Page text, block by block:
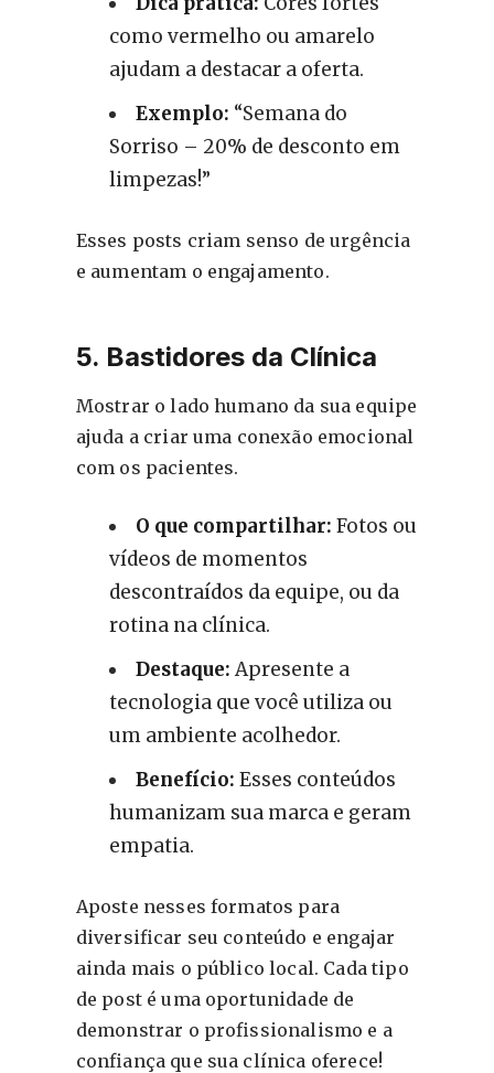
como vermelho ou amarelo
ajudam a destacar a oferta.
Exemplo: “Semana do
Sorriso – 20% de desconto em
limpezas!”
Esses posts criam senso de urgência
e aumentam o engajamento.
5. Bastidores da Clínica
Mostrar o lado humano da sua equipe
ajuda a criar uma conexão emocional
com os pacientes.
O que compartilhar: Fotos ou
vídeos de momentos
descontraídos da equipe, ou da
rotina na clínica.
Destaque: Apresente a
tecnologia que você utiliza ou
um ambiente acolhedor.
Benefício: Esses conteúdos
humanizam sua marca e geram
empatia.
Aposte nesses formatos para
diversificar seu conteúdo e engajar
ainda mais o público local. Cada tipo
de post é uma oportunidade de
demonstrar o profissionalismo e a
confiança que sua clínica oferece!